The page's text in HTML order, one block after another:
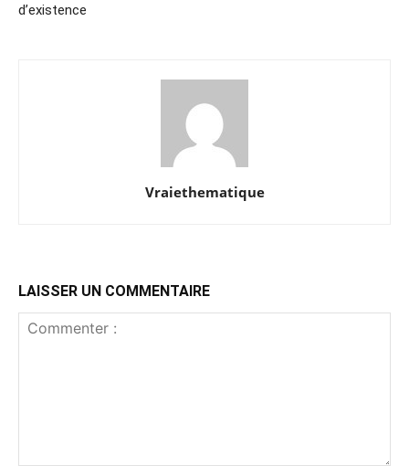
d’existence
Vraiethematique
LAISSER UN COMMENTAIRE